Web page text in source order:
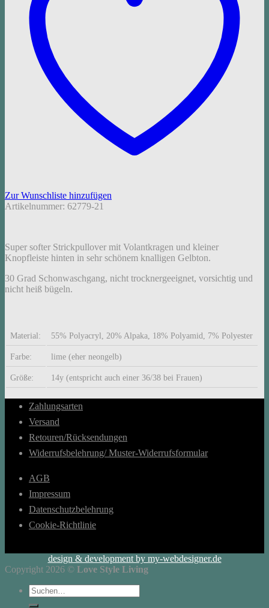
Zur Wunschliste hinzufügen
Artikelnummer: 62779-21
Super softer Strickpullover mit Volantkragen und kleiner
Knopfleiste hinten in sehr schönem knalligen Gelbton.
30 Grad Schonwaschgang, nicht trocknergeeignet, vorsichtig und
nicht heiß bügeln.
Material: 55% Polyacryl, 20% Alpaka, 18% Polyamid, 7% Polyester
Farbe: lime (eher neongelb)
Größe: 14y (entspricht auch einer 36/38 bei Frauen)
Zahlungsarten
Versand
Retouren/Rücksendungen
Widerrufsbelehrung/ Muster-Widerrufsformular
AGB
Impressum
Datenschutzbelehrung
Cookie-Richtlinie
design & development by my-webdesigner.de
Copyright 2026 © Love Style Living
Suchen
nach: